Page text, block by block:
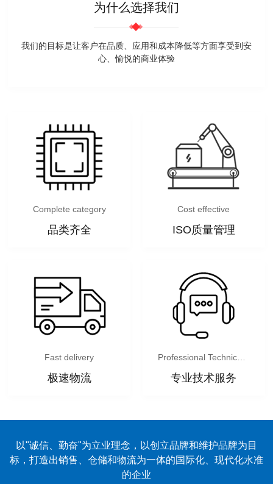
为什么选择我们
我们的目标是让客户在品质、应用和成本降低等方面享受到安
心、愉悦的商业体验
Complete category
品类齐全
Cost effective
ISO质量管理
Fast delivery
极速物流
Professional Technical services
专业技术服务
以"诚信、勤奋"为立业理念，以创立品牌和维护品牌为目
标，打造出销售、仓储和物流为一体的国际化、现代化水准
的企业